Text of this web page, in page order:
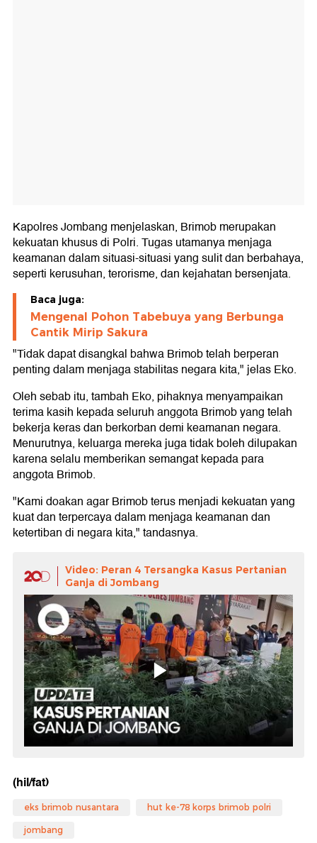
Kapolres Jombang menjelaskan, Brimob merupakan
kekuatan khusus di Polri. Tugas utamanya menjaga
keamanan dalam situasi-situasi yang sulit dan berbahaya,
seperti kerusuhan, terorisme, dan kejahatan bersenjata.
Baca juga:
Mengenal Pohon Tabebuya yang Berbunga
Cantik Mirip Sakura
"Tidak dapat disangkal bahwa Brimob telah berperan
penting dalam menjaga stabilitas negara kita," jelas Eko.
Oleh sebab itu, tambah Eko, pihaknya menyampaikan
terima kasih kepada seluruh anggota Brimob yang telah
bekerja keras dan berkorban demi keamanan negara.
Menurutnya, keluarga mereka juga tidak boleh dilupakan
karena selalu memberikan semangat kepada para
anggota Brimob.
"Kami doakan agar Brimob terus menjadi kekuatan yang
kuat dan terpercaya dalam menjaga keamanan dan
ketertiban di negara kita," tandasnya.
Video: Peran 4 Tersangka Kasus Pertanian
Ganja di Jombang
(hil/fat)
eks brimob nusantara hut ke-78 korps brimob polri
jombang